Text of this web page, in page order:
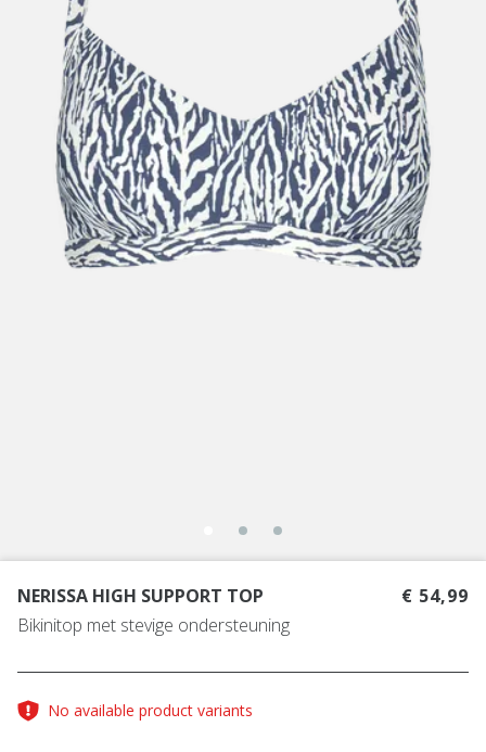
NERISSA HIGH SUPPORT TOP
Bikinitop met stevige ondersteuning
€ 54,99
No available product variants